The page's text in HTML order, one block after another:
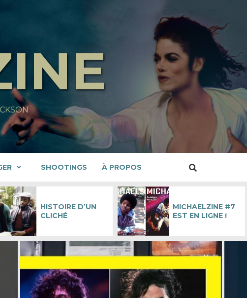
SHOOTINGS À PROPOS
HISTOIRE D’UN
CLICHÉ
MICHAELZINE #7
EST EN LIGNE !